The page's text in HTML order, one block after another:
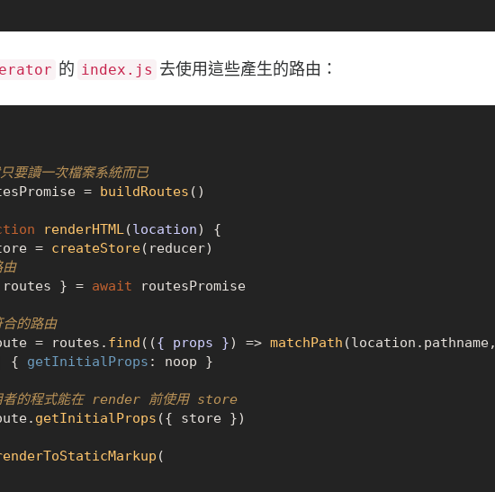
的 index.js 去使用這些產生的路由：
要讀一次檔案系統而已
= buildRoutes ()
renderHTML(location) {
= createStore(reducer)
} = await routesPromise
的路由
= routes. find ( ({ props }) => matchPath (location. pathname,
{ getInitialProps : noop }
的程式能在 render 前使用 store
getInitialProps ({ store })
(